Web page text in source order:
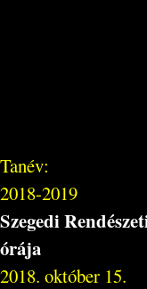
Tanév:
2018-2019
Szegedi
órája
2018. október 15.